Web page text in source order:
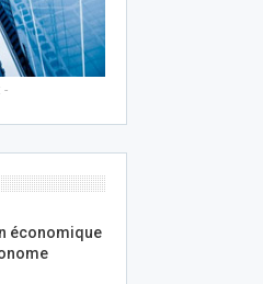
-
économique